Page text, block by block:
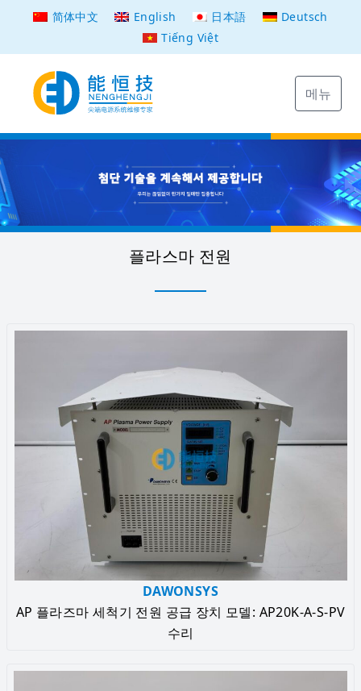
简体中文 English 日本語
Deutsch
Tiếng Việt
메뉴
플라스마 전원
DAWONSYS
AP 플라즈마 세척기 전원 공급 장치 모델: AP20K-A-S-PV
수리